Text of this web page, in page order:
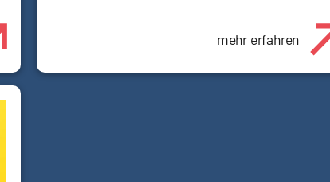
mehr erfahren